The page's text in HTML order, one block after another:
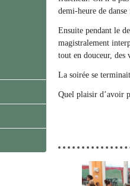
demi-heure de
Ensuite pendant le
magistralement
tout en douceur,
La soirée se
Quel plaisir d’avoir